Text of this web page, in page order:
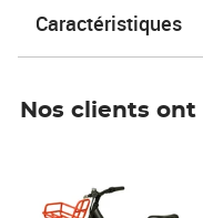
Caractéristiques
Nos clients